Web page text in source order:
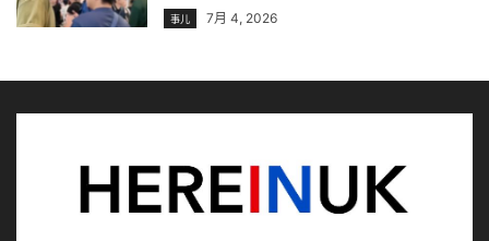
事儿 7月 4, 2026